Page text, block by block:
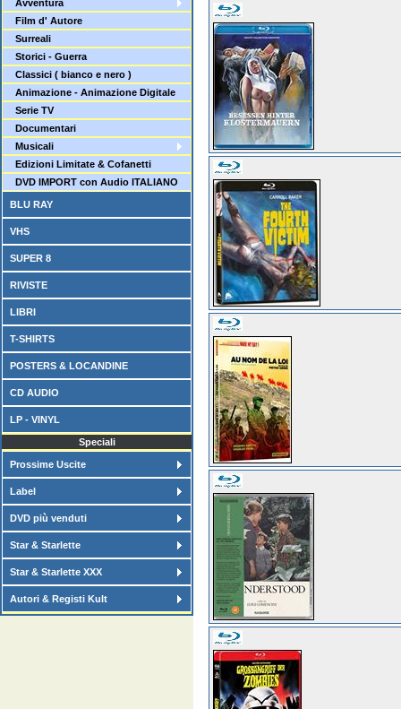
Avventura
Film d' Autore
Surreali
Storici - Guerra
Classici ( bianco e nero )
Animazione - Animazione Digitale
Serie TV
Documentari
Musicali
Edizioni Limitate & Cofanetti
DVD IMPORT con Audio ITALIANO
BLU RAY
VHS
SUPER 8
RIVISTE
LIBRI
T-SHIRTS
POSTERS & LOCANDINE
CD AUDIO
LP - VINYL
Speciali
Prossime Uscite
Label
DVD più venduti
Star & Starlette
Star & Starlette XXX
Autori & Registi Kult